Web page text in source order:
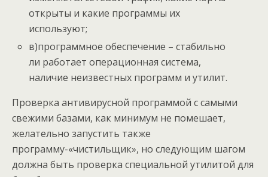
открыты и какие программы их
используют;
в)программное обеспечение – стабильно
ли работает операционная система,
наличие неизвестных программ и утилит.
Проверка антивирусной программой с самыми
свежими базами, как минимум не помешает,
желательно запустить также
программу-«чистильщик», но следующим шагом
должна быть проверка специальной утилитой для